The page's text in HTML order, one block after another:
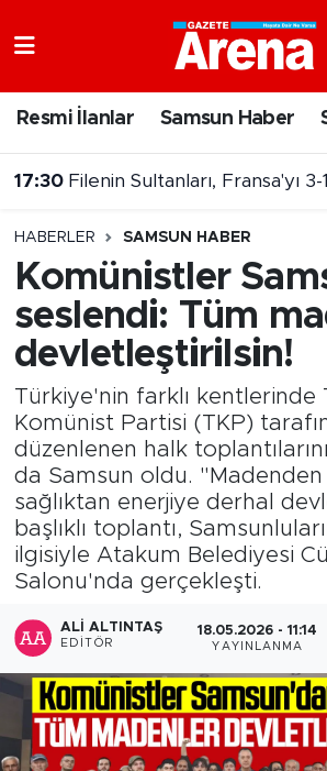
Resmi İlanlar Samsun Haber
17:30 Filenin Sultanları, Fransa'yı
HABERLER SAMSUN HABER
Komünistler
seslendi: Tüm
devletleştirilsin!
Türkiye'nin farklı kentlerinde
Komünist Partisi (TKP)
düzenlenen halk
da Samsun oldu.
sağlıktan enerjiye derhal
başlıklı toplantı,
ilgisiyle Atakum Belediyesi
Salonu'nda gerçekleşti.
ALI ALTINTAŞ
EDITÖR
18.05.2026 - 11:14
YAYINLANMA
Samsun Namaz Vakitleri
Süper Lig Puan Durumu ve
Tüm Manşetler
Son Dakika Haberleri
Haber Arşivi